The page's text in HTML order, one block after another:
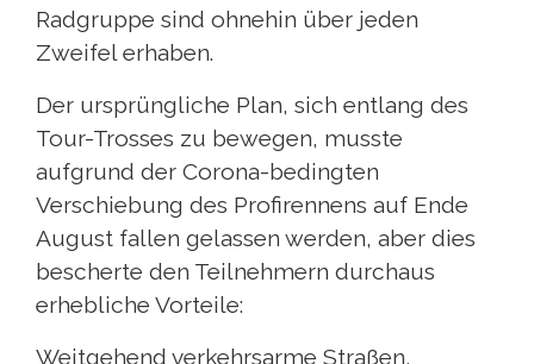
Radgruppe sind ohnehin über jeden
Zweifel erhaben.
Der ursprüngliche Plan, sich entlang des
Tour-Trosses zu bewegen, musste
aufgrund der Corona-bedingten
Verschiebung des Profirennens auf Ende
August fallen gelassen werden, aber dies
bescherte den Teilnehmern durchaus
erhebliche Vorteile:
Weitgehend verkehrsarme Straßen,